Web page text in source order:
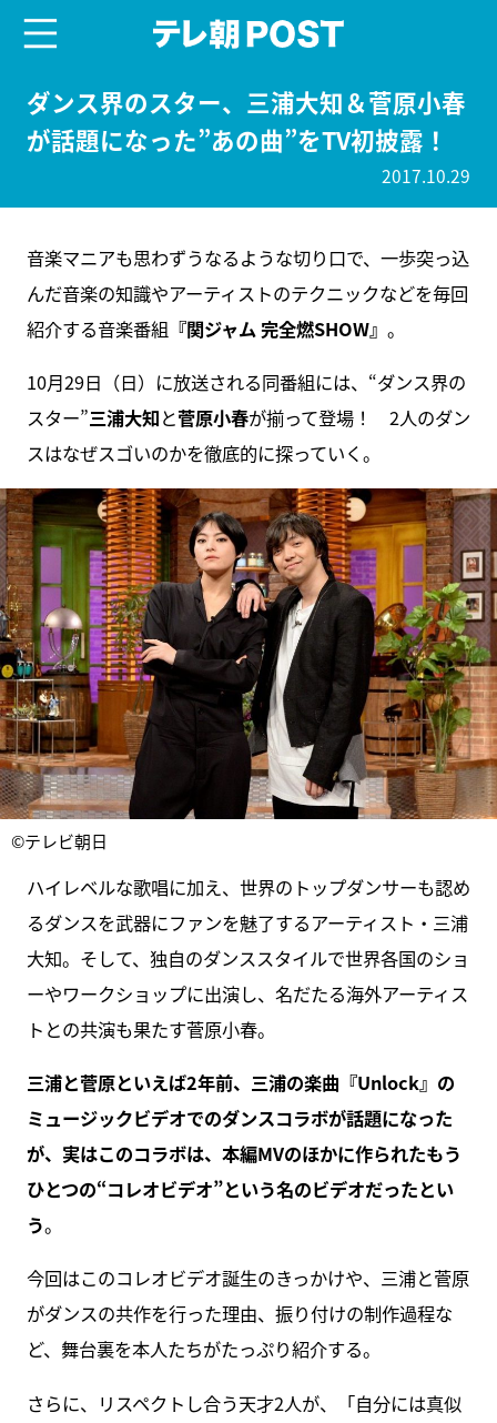
ダンス界のスター、三浦大知＆菅原小春
が話題になった”あの曲”をTV初披露！
2017.10.29
音楽マニアも思わずうなるような切り口で、一歩突っ込
んだ音楽の知識やアーティストのテクニックなどを毎回
紹介する音楽番組 『関ジャム 完全燃SHOW』 。
10月29日（日）に放送される同番組には、“ダンス界の
スター”三浦大知と菅原小春が揃って登場！ 2人のダン
スはなぜスゴいのかを徹底的に探っていく。
©テレビ朝日
ハイレベルな歌唱に加え、世界のトップダンサーも認め
るダンスを武器にファンを魅了するアーティスト・三浦
大知。そして、独自のダンススタイルで世界各国のショ
ーやワークショップに出演し、名だたる海外アーティス
トとの共演も果たす菅原小春。
三浦と菅原といえば2年前、三浦の楽曲『Unlock』の
ミュージックビデオでのダンスコラボが話題になった
が、実はこのコラボは、本編MVのほかに作られたもう
ひとつの“コレオビデオ”という名のビデオだったとい
う。
今回はこのコレオビデオ誕生のきっかけや、三浦と菅原
がダンスの共作を行った理由、振り付けの制作過程な
ど、舞台裏を本人たちがたっぷり紹介する。
さらに、リスペクトし合う天才2人が、「自分には真似